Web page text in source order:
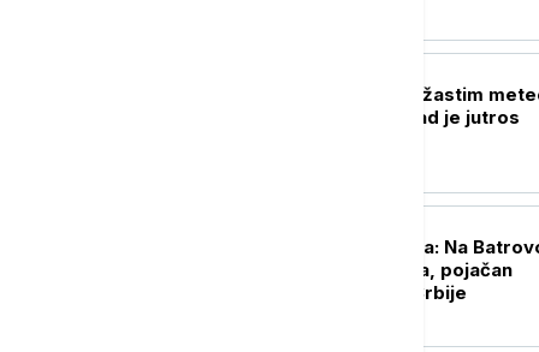
Srbija pod narandžastim
alarmom: Ovaj grad je jutros
Stanje na putevima: Na
se čeka četiri sata, pojačan
saobraćaj širom Srbije